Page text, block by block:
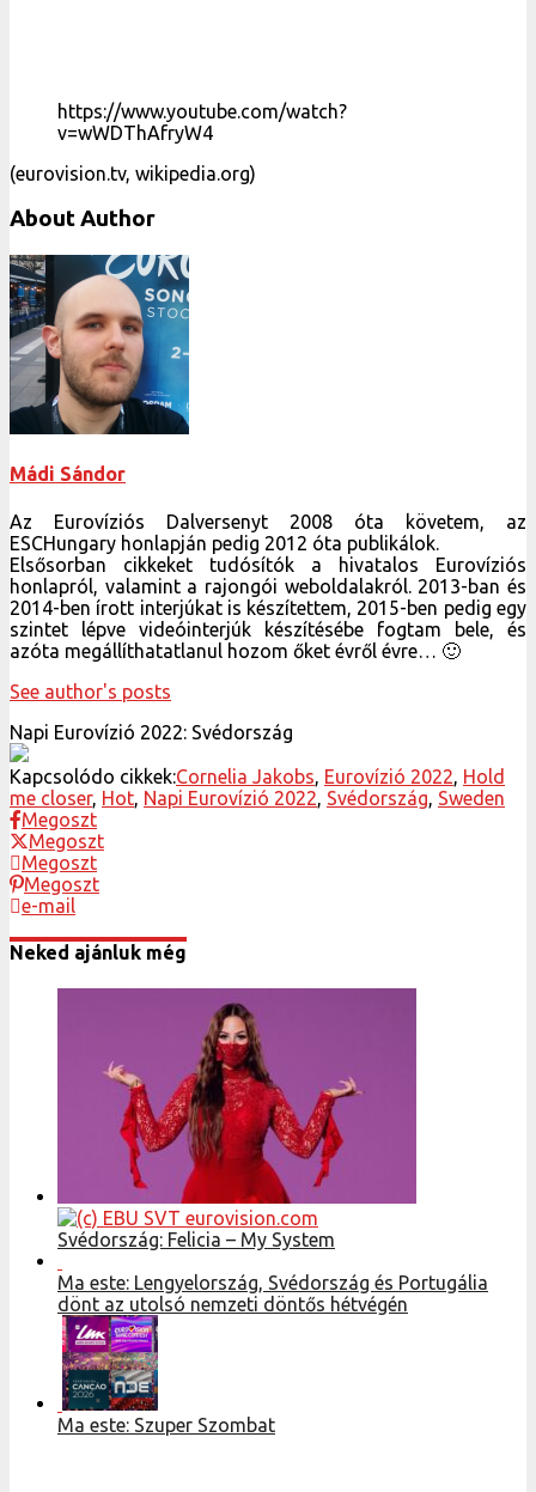
https://www.youtube.com/watch?
v=wWDThAfryW4
(eurovision.tv, wikipedia.org)
About Author
Mádi Sándor
Az Eurovíziós Dalversenyt 2008 óta követem, az
ESCHungary honlapján pedig 2012 óta publikálok.
Elsősorban cikkeket tudósítók a hivatalos Eurovíziós
honlapról, valamint a rajongói weboldalakról. 2013-ban és
2014-ben írott interjúkat is készítettem, 2015-ben pedig egy
szintet lépve videóinterjúk készítésébe fogtam bele, és
azóta megállíthatatlanul hozom őket évről évre… 🙂
See author's posts
Napi Eurovízió 2022: Svédország
Kapcsolódo cikkek:Cornelia Jakobs, Eurovízió 2022, Hold
me closer, Hot, Napi Eurovízió 2022, Svédország, Sweden
Megoszt
Megoszt
Megoszt
Megoszt
e-mail
Neked ajánluk még
Svédország: Felicia – My System
Ma este: Lengyelország, Svédország és Portugália
dönt az utolsó nemzeti döntős hétvégén
Ma este: Szuper Szombat